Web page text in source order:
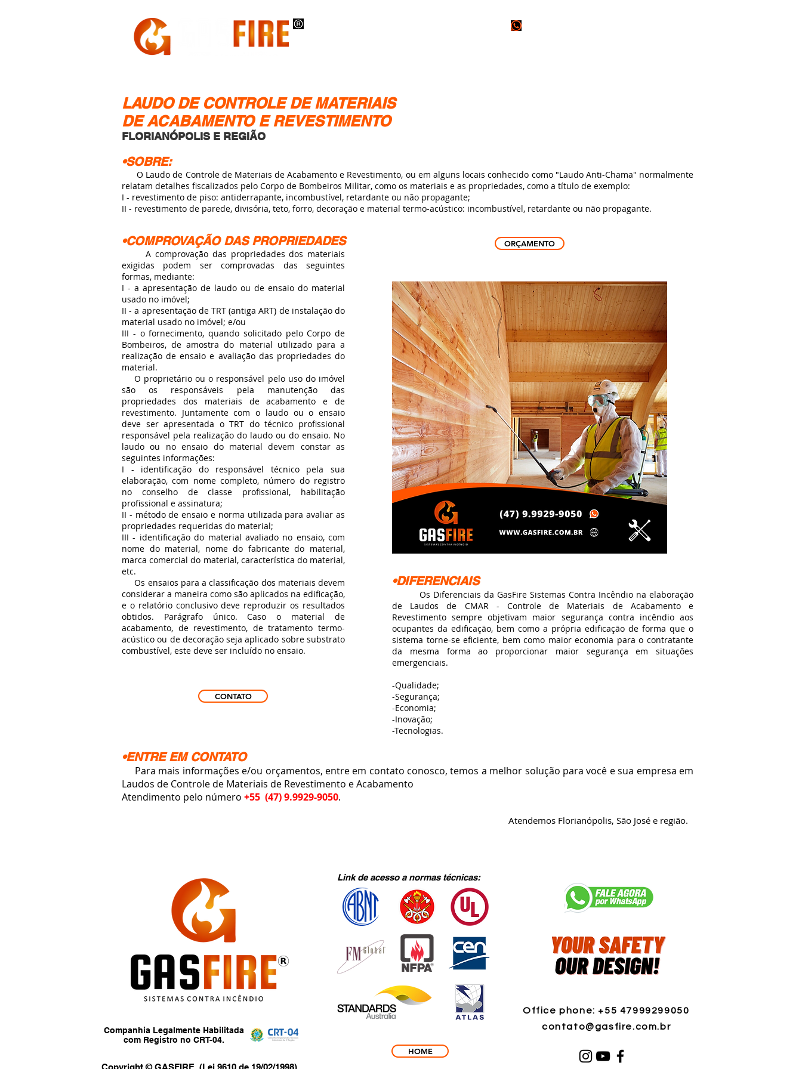
LAUDO DE CONTROLE DE MATERIAIS
DE ACABAMENTO E REVESTIMENTO
•SOBRE:
O Laudo de Controle de Materiais de Acabamento e Revestimento, ou em alguns locais conhecido como "Laudo Anti-Chama" normalmente
relatam detalhes fiscalizados pelo Corpo de Bombeiros Militar, como os materiais e as propriedades, como a título de exemplo:
I - revestimento de piso: antiderrapante, incombustível, retardante ou não propagante;
II - revestimento de parede, divisória, teto, forro, decoração e material termo-acústico: incombustível, retardante ou não propagante.
•COMPROVAÇÃO DAS PROPRIEDADES
A comprovação das propriedades dos materiais
exigidas podem ser comprovadas das seguintes
formas, mediante:
I - a apresentação de laudo ou de ensaio do material
usado no imóvel;
II - a apresentação de TRT (antiga ART) de instalação do
material usado no imóvel; e/ou
III - o fornecimento, quando solicitado pelo Corpo de
Bombeiros, de amostra do material utilizado para a
realização de ensaio e avaliação das propriedades do
material.
O proprietário ou o responsável pelo uso do imóvel
são os responsáveis pela manutenção das
propriedades dos materiais de acabamento e de
revestimento. Juntamente com o laudo ou o ensaio
deve ser apresentada o TRT do técnico profissional
responsável pela realização do laudo ou do ensaio. No
laudo ou no ensaio do material devem constar as
seguintes informações:
I - identificação do responsável técnico pela sua
elaboração, com nome completo, número do registro
no conselho de classe profissional, habilitação
profissional e assinatura;
II - método de ensaio e norma utilizada para avaliar as
propriedades requeridas do material;
III - identificação do material avaliado no ensaio, com
nome do material, nome do fabricante do material,
marca comercial do material, característica do material,
etc.
Os ensaios para a classificação dos materiais devem
considerar a maneira como são aplicados na edificação,
e o relatório conclusivo deve reproduzir os resultados
obtidos. Parágrafo único. Caso o material de
acabamento, de revestimento, de tratamento termo-
acústico ou de decoração seja aplicado sobre substrato
combustível, este deve ser incluído no ensaio.
CONTATO
•ENTRE EM CONTATO
Para mais informações e/ou orçamentos, entre em contato conosco, temos a melhor solução para você e sua empresa em
Laudos de Controle de Materiais de Revestimento e Acabamento
Atendimento pelo número +55 (47) 9.9929-9050.
ORÇAMENTO
•DIFERENCIAIS
Os Diferenciais da GasFire Sistemas Contra Incêndio na elaboração
de Laudos de CMAR - Controle de Materiais de Acabamento e
Revestimento sempre objetivam maior segurança contra incêndio aos
ocupantes da edificação, bem como a própria edificação de forma que o
sistema torne-se eficiente, bem como maior economia para o contratante
da mesma forma ao proporcionar maior segurança em situações
emergenciais.
-Qualidade;
-Segurança;
-Economia;
-Inovação;
-Tecnologias.
FLORIANÓPOLIS E REGIÃO
Atendemos Florianópolis, São José e região.
Link de acesso a normas técnicas:
Companhia Legalmente Habilitada
com Registro no CRT-04.
Copyright © GASFIRE. (Lei 9610 de 19/02/1998).
HOME
Office phone: +55 47999299050
contato@gasfire.com.br